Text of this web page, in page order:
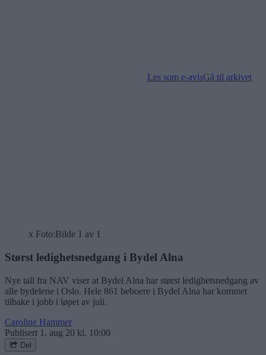
Les som e-avisGå til arkivet
x Foto:Bilde 1 av 1
Størst ledighetsnedgang i Bydel Alna
Nye tall fra NAV viser at Bydel Alna har størst ledighetsnedgang av
alle bydelene i Oslo. Hele 861 beboere i Bydel Alna har kommet
tilbake i jobb i løpet av juli.
Caroline Hammer
Publisert 1. aug 20 kl. 10:00
Del